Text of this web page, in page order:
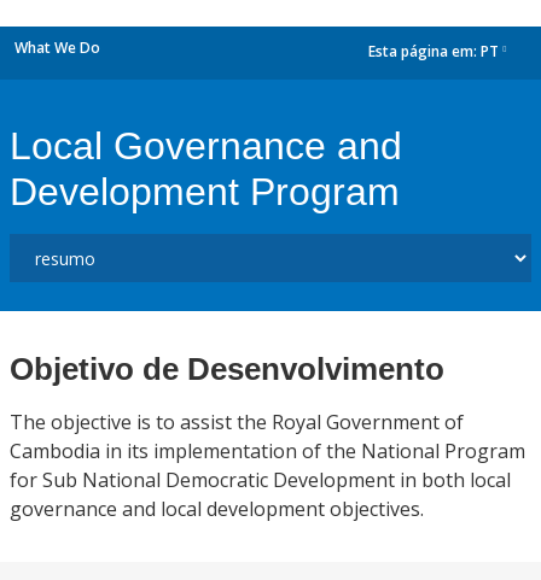
What We Do Esta página em: PT
Local Governance and
Development Program
Objetivo de Desenvolvimento
The objective is to assist the Royal Government of
Cambodia in its implementation of the National Program
for Sub National Democratic Development in both local
governance and local development objectives.